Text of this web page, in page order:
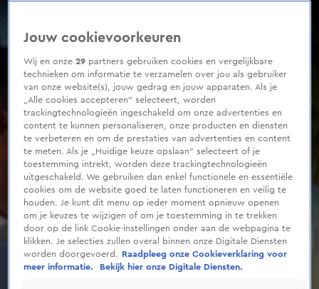
Seizoen 2023
of
minute,
seconds
Jouw cookievoorkeuren
Wij en onze29 partners gebruiken cookies en vergelijkbare
technieken om informatie te verzamelen over jou als gebruiker
van onze website(s), jouw gedrag en jouw apparaten. Als je
„Alle cookies accepteren” selecteert, worden
trackingtechnologieën ingeschakeld om onze advertenties en
content te kunnen personaliseren, onze producten en diensten
te verbeteren en om de prestaties van advertenties en content
te meten. Als je „Huidige keuze opslaan” selecteert of je
toestemming intrekt, worden deze trackingtechnologieën
uitgeschakeld. We gebruiken dan enkel functionele en essentiële
cookies om de website goed te laten functioneren en veilig te
houden. Je kunt dit menu op ieder moment opnieuw openen
om je keuzes te wijzigen of om je toestemming in te trekken
door op de link Cookie-instellingen onder aan de webpagina te
klikken. Je selecties zullen overal binnen onze Digitale Diensten
worden doorgevoerd.
Raadpleeg onze Cookieverklaring voor
meer informatie.
Bekijk hier onze Digitale Diensten.